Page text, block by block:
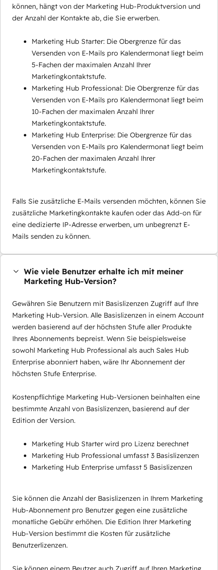
können, hängt von der Marketing Hub-Produktversion und
der Anzahl der Kontakte ab, die Sie erwerben.
Marketing Hub Starter: Die Obergrenze für das
Versenden von E-Mails pro Kalendermonat liegt beim
5-Fachen der maximalen Anzahl Ihrer
Marketingkontaktstufe.
Marketing Hub Professional: Die Obergrenze für das
Versenden von E-Mails pro Kalendermonat liegt beim
10-Fachen der maximalen Anzahl Ihrer
Marketingkontaktstufe.
Marketing Hub Enterprise: Die Obergrenze für das
Versenden von E-Mails pro Kalendermonat liegt beim
20-Fachen der maximalen Anzahl Ihrer
Marketingkontaktstufe.
Falls Sie zusätzliche E-Mails versenden möchten, können Sie
zusätzliche Marketingkontakte kaufen oder das Add-on für
eine dedizierte IP-Adresse erwerben, um unbegrenzt E-
Mails senden zu können.
Wie viele Benutzer erhalte ich mit meiner
Marketing Hub-Version?
Gewähren Sie Benutzern mit Basislizenzen Zugriff auf Ihre
Marketing Hub-Version. Alle Basislizenzen in einem Account
werden basierend auf der höchsten Stufe aller Produkte
Ihres Abonnements bepreist. Wenn Sie beispielsweise
sowohl Marketing Hub Professional als auch Sales Hub
Enterprise abonniert haben, wäre Ihr Abonnement der
höchsten Stufe Enterprise.
Kostenpflichtige Marketing Hub-Versionen beinhalten eine
bestimmte Anzahl von Basislizenzen, basierend auf der
Edition der Version.
Marketing Hub Starter wird pro Lizenz berechnet
Marketing Hub Professional umfasst 3 Basislizenzen
Marketing Hub Enterprise umfasst 5 Basislizenzen
Sie können die Anzahl der Basislizenzen in Ihrem Marketing
Hub-Abonnement pro Benutzer gegen eine zusätzliche
monatliche Gebühr erhöhen. Die Edition Ihrer Marketing
Hub-Version bestimmt die Kosten für zusätzliche
Benutzerlizenzen.